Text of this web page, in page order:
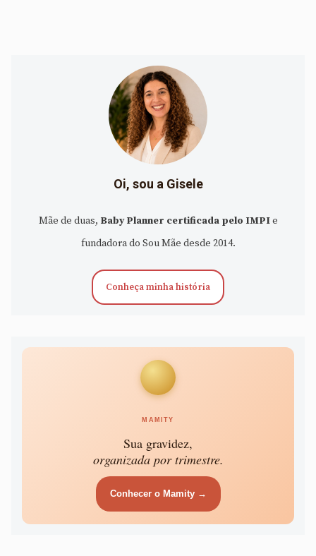
Oi, sou a Gisele
Mãe de duas, Baby Planner certificada pelo IMPIe
fundadora do Sou Mãe desde 2014.
Conheça minha história
MAMITY
Sua gravidez,
organizada por trimestre.
Conhecer o Mamity →